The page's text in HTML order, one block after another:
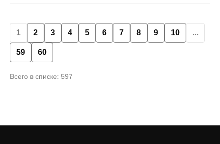
1 2 3 4 5 6 7 8 9 10 ...
59 60
Всего в списке: 597